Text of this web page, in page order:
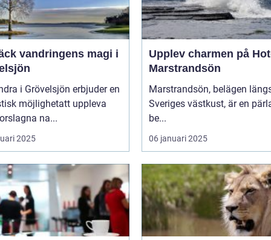
vandringens magi i
i Grövelsjön erbjuder en
möjlighetatt uppleva
na...
2025
Upplev charmen på
Marstrandsön
Marstrandsön, belägen
Sveriges västkust, är en
be...
06 januari 2025